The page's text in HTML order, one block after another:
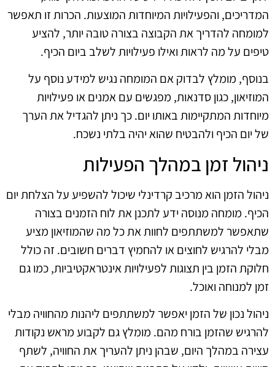
המדריכים, והפעילויות המיוחדות המוצעות. הכרות זו תאפשר
למומחה להדריך את הקבוצה בצורה טובה יותר, להציע
טיפים על מה לראות ואילו פעילויות לשלב ביום הכיף.
בנוסף, מומלץ לבדוק אם המומחה נגיש למידע נוסף על
המוזיאון, כגון סדנאות, מפגשים עם אמנים או פעילויות
מיוחדות המתקיימות באותו יום. כך ניתן להגדיל את הערך
של יום הכיף ולהבטיח שהוא יהיה בלתי נשכח.
ניהול זמן במהלך הפעילות
ניהול הזמן הוא מרכיב קרדינלי שיכול להשפיע על הצלחת יום
הכיף. מומחה מנוסה ידע לתכנן את לוח הזמנים בצורה
שתאפשר למשתתפים לחוות את כל מה שהמוזיאון מציע
מבלי להרגיש לחוצים או להחמיץ דברים חשובים. זה כולל
חלוקת הזמן בין תצוגות לפעילויות אינטראקטיביות, כמו גם
זמן למנוחה ואוכל.
ניהול נכון של הזמן יאפשר למשתתפים ליהנות מהחוויה מבלי
להרגיש שהזמן בורח מהם. מומלץ גם לקבוע מראש נקודות
עצירה במהלך היום, שבהן ניתן להעריך את החוויה, לשתף